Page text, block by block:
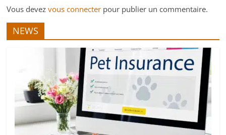
Vous devezvous connecter pour publier un commentaire.
NEWS